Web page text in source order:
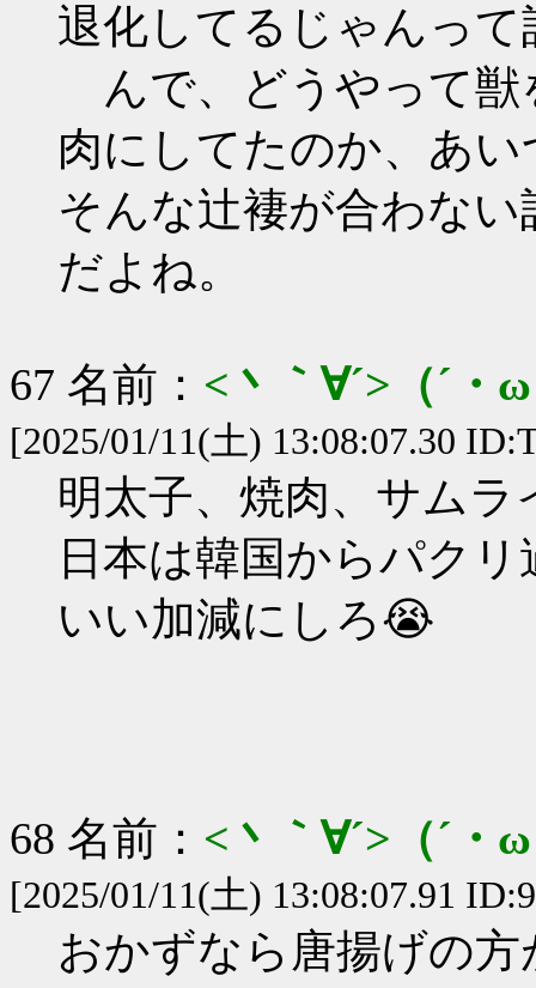
退化してるじゃんって
んで、どうやって獣
肉にしてたのか、あい
そんな辻褄が合わない
だよね。
67 名前： <丶｀∀´>（´
[2025/01/11(土) 13:08:07.30
明太子、焼肉、サム
日本は韓国からパクリ
いい加減にしろ😭
68 名前： <丶｀∀´>（´
[2025/01/11(土) 13:08:07.91
おかずなら唐揚げの